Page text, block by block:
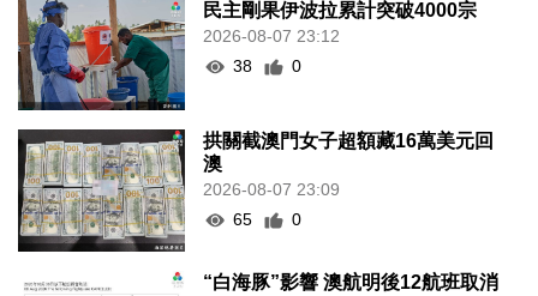
民主剛果伊波拉累計突破4000宗
2026-08-07 23:12
38
0
拱關截澳門女子超額藏16萬美元回
澳
2026-08-07 23:09
65
0
“白海豚”影響 澳航明後12航班取消